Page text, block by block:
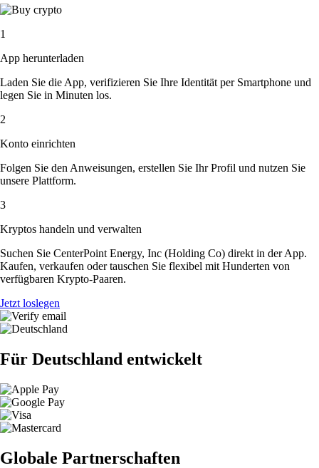
1
App herunterladen
Laden Sie die App, verifizieren Sie Ihre Identität per Smartphone und
legen Sie in Minuten los.
2
Konto einrichten
Folgen Sie den Anweisungen, erstellen Sie Ihr Profil und nutzen Sie
unsere Plattform.
3
Kryptos handeln und verwalten
Suchen Sie CenterPoint Energy, Inc (Holding Co) direkt in der App.
Kaufen, verkaufen oder tauschen Sie flexibel mit Hunderten von
verfügbaren Krypto-Paaren.
Jetzt loslegen
Für Deutschland entwickelt
Globale Partnerschaften